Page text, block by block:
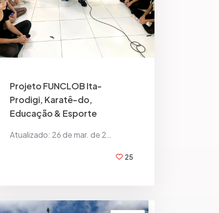
Projeto FUNCLOB Ita-
Prodigi, Karatê-do,
Educação & Esporte
Atualizado: 26 de mar. de 2…
25